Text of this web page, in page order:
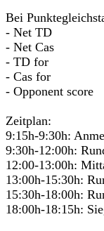
Bei
- Net TD
- Net Cas
- TD for
- Cas for
- Opponent score
Zeitplan:
9:15h-9:30h:
9:30h-12:00h:
12:00-13:00h:
13:00h-15:30h:
15:30h-18:00h:
18:00h-18:15h: